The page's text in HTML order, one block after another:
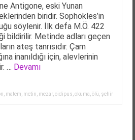
Antigone, eski Yunan
biridir. Sophokles’in
söylenir. İlk defa M.Ö. 422
bildirilir. Metinde adları geçen
ateş tanrısıdır. Çam
inanıldığı için, alevlerinin
… Devamı
matem metin mezar, oidipus okuma ölü şehir